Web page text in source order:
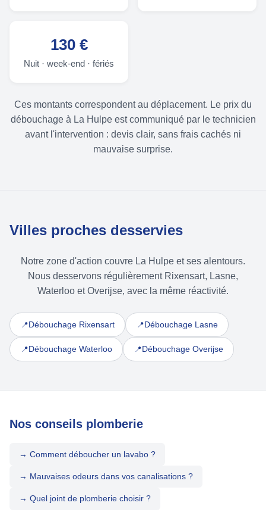
130 €
Nuit · week-end · fériés
Ces montants correspondent au déplacement. Le prix du
débouchage à La Hulpe est communiqué par le technicien
avant l'intervention : devis clair, sans frais cachés ni
mauvaise surprise.
Villes proches desservies
Notre zone d'action couvre La Hulpe et ses alentours.
Nous desservons régulièrement Rixensart, Lasne,
Waterloo et Overijse, avec la même réactivité.
📍Débouchage Rixensart 📍Débouchage Lasne
📍Débouchage Waterloo 📍Débouchage Overijse
Nos conseils plomberie
→ Comment déboucher un lavabo ?
→ Mauvaises odeurs dans vos canalisations ?
→ Quel joint de plomberie choisir ?